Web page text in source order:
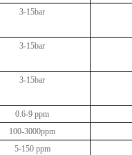
3-15bar
3-15bar
3-15bar
0.6-9 ppm
100-3000ppm
5-150 ppm